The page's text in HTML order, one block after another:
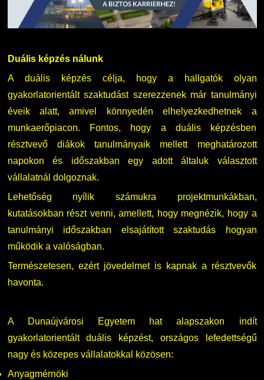
Duális képzés nálunk
A duális képzés célja, hogy a hallgatók olyan
gyakorlatorientált szaktudást szerezzenek már tanulmányi
éveik alatt, amivel könnyedén elhelyezkedhetnek a
munkaerőpiacon. Fontos, hogy a duális képzésben
résztvevő diákok tanulmányaik mellett meghatározott
napokon és időszakban egy adott általuk választott
vállalatnál dolgoznak.
Lehetőség nyílik számukra projektmunkákban,
kutatásokban részt venni, amellett, hogy megnézik, hogy a
tanulmányi időszakban elsajátított szaktudás hogyan
működik a valóságban.
Természetesen, ezért jövedelmet is kapnak a résztvevők
havonta.
A Dunaújvárosi Egyetem hat alapszakon indít
gyakorlatorientált duális képzést, országos lefedettségű
nagy és közepes vállalatokkal közösen:
Anyagmérnöki